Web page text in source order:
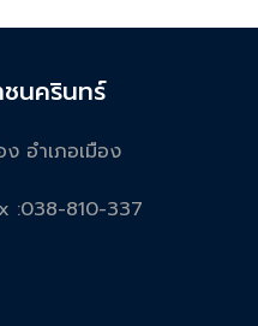
ชนครินทร์
อำเภอเมือง
x :038-810-337